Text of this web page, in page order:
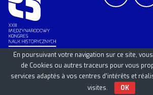
En poursuivant votre navigation sur ce site,
de Cookies ou autres traceurs pour vous
services adaptés à vos centres d’intérêts et
visites.
OK